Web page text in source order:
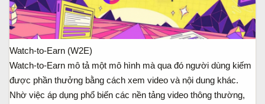
Watch-to-Earn (W2E)
Watch-to-Earn mô tả một mô hình mà qua đó người dùng kiếm
được phần thưởng bằng cách xem video và nội dung khác.
Nhờ việc áp dụng phổ biến các nền tảng video thông thường,